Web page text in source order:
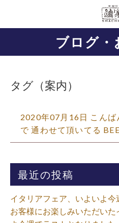
ブログ・
タグ（案内）
2020年07月16日 こんば
で 通わせて頂いてる
最近の投稿
イタリアフェア、いよいよ
お客様にお楽しみいただい